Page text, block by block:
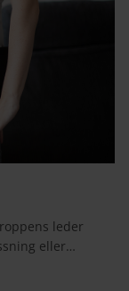
leder
eller